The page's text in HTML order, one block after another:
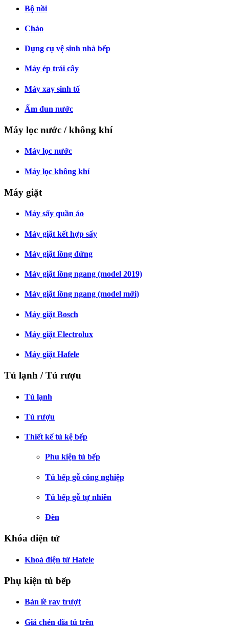
Bộ nồi
Chảo
Dụng cụ vệ sinh nhà bếp
Máy ép trái cây
Máy xay sinh tố
Ấm đun nước
Máy lọc nước / không khí
Máy lọc nước
Máy lọc không khí
Máy giặt
Máy sấy quần áo
Máy giặt kết hợp sấy
Máy giặt lồng đứng
Máy giặt lồng ngang (model 2019)
Máy giặt lồng ngang (model mới)
Máy giặt Bosch
Máy giặt Electrolux
Máy giặt Hafele
Tủ lạnh / Tủ rượu
Tủ lạnh
Tủ rượu
Thiết kế tủ kệ bếp
Phụ kiện tủ bếp
Tủ bếp gỗ công nghiệp
Tủ bếp gỗ tự nhiên
Đèn
Khóa điện tử
Khoá điện từ Hafele
Phụ kiện tủ bếp
Bản lề ray trượt
Giá chén đĩa tủ trên